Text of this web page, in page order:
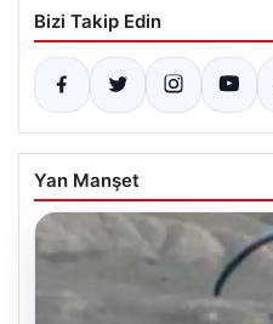
Bizi Takip Edin
Yan Manşet